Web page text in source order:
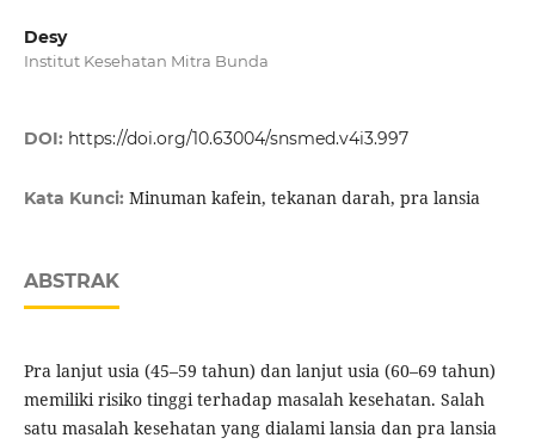
Desy
Institut Kesehatan Mitra Bunda
DOI: https://doi.org/10.63004/snsmed.v4i3.997
Kata Kunci: Minuman kafein, tekanan darah, pra lansia
ABSTRAK
Pra lanjut usia (45–59 tahun) dan lanjut usia (60–69 tahun)
memiliki risiko tinggi terhadap masalah kesehatan. Salah
satu masalah kesehatan yang dialami lansia dan pra lansia